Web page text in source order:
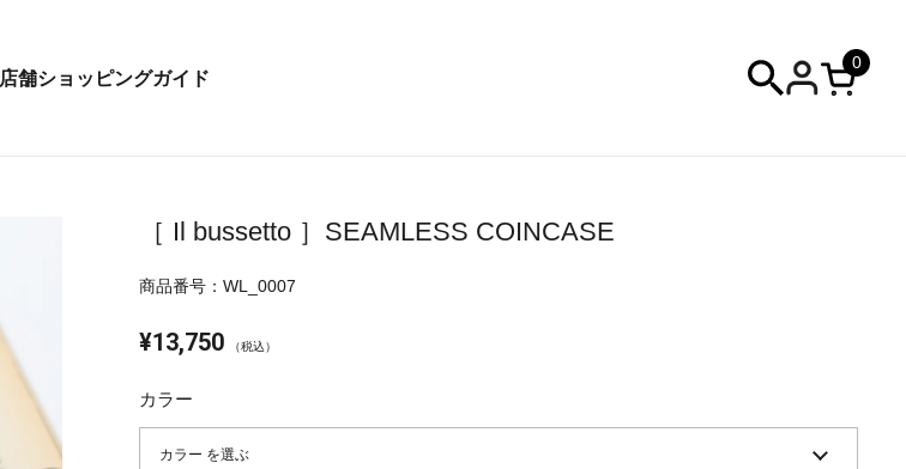
店舗ショッピングガイド
カートを
0
［ Il bussetto ］SEAMLESS COINCASE
商品番号：WL_0007
¥13,750 （税込）
カラー